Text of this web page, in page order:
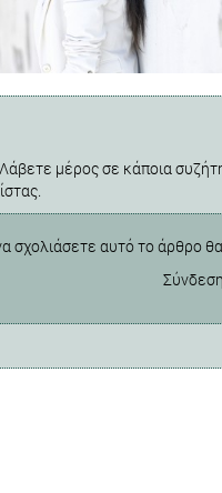
μέρος σε κάποια
σχολιάσετε αυτό το άρθρο
Σύνδεση